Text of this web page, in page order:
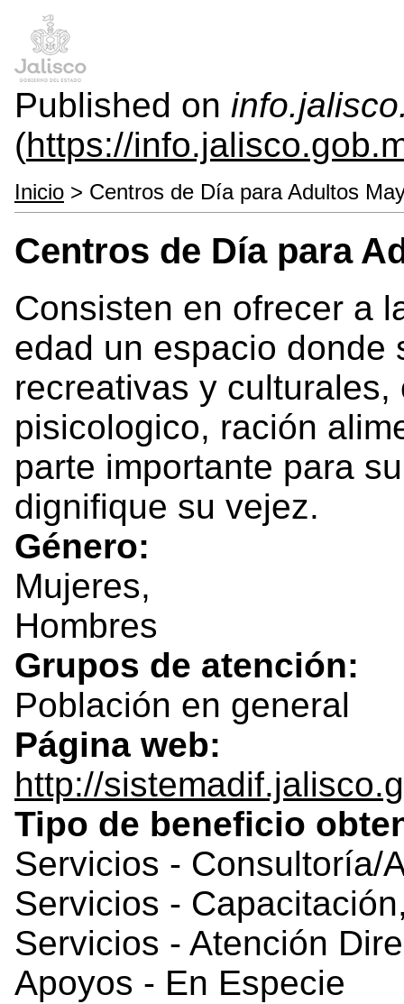
Published on
(https://
Inicio > Centros de Día para Adultos
Centros de Día para
Consisten en ofrecer a
edad un espacio donde
recreativas y
pisicologico, ración
parte importante para
dignifique su vejez.
Género:
Mujeres,
Hombres
Grupos de atención:
Población en general
Página web:
http://
Tipo de beneficio
Servicios - Consultoría/
Servicios -
Servicios - Atención
Apoyos - En Especie